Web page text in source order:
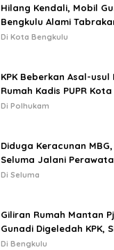
Hilang Kendali, Mobil
Bengkulu Alami
Lampu Merah
Di Kota Bengkulu
KPK Beberkan Asal-usul
Rumah Kadis PUPR
Di Polhukam
Diduga Keracunan MBG,
Seluma Jalani
Tais
Di Seluma
Giliran Rumah Mantan
Gunadi Digeledah KPK,
Meluas
Di Bengkulu